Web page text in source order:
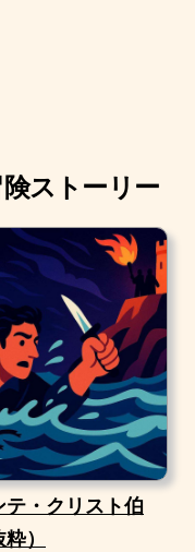
ストーリー
テ・クリスト伯
粋）